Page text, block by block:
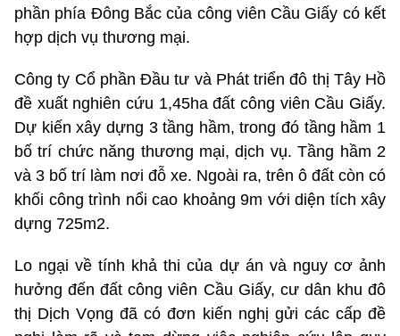
phần phía Đông Bắc của công viên Cầu Giấy có kết
hợp dịch vụ thương mại.
Công ty Cổ phần Đầu tư và Phát triển đô thị Tây Hồ
đề xuất nghiên cứu 1,45ha đất công viên Cầu Giấy.
Dự kiến xây dựng 3 tầng hầm, trong đó tầng hầm 1
bố trí chức năng thương mại, dịch vụ. Tầng hầm 2
và 3 bố trí làm nơi đỗ xe. Ngoài ra, trên ô đất còn có
khối công trình nổi cao khoảng 9m với diện tích xây
dựng 725m2.
Lo ngại về tính khả thi của dự án và nguy cơ ảnh
hưởng đến đất công viên Cầu Giấy, cư dân khu đô
thị Dịch Vọng đã có đơn kiến nghị gửi các cấp đề